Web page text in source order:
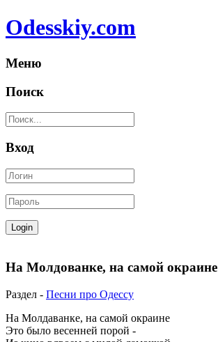
Odesskiy.com
Меню
Поиск
Вход
На Молдованке, на самой окраине
Раздел - Песни про Одессу
На Молдаванке, на самой окраине
Это было весенней порой -